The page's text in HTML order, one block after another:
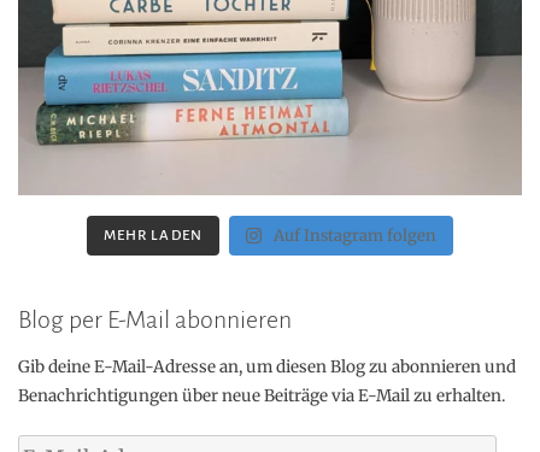
MEHR LADEN Auf Instagram folgen
Blog per E-Mail abonnieren
Gib deine E-Mail-Adresse an, um diesen Blog zu abonnieren und
Benachrichtigungen über neue Beiträge via E-Mail zu erhalten.